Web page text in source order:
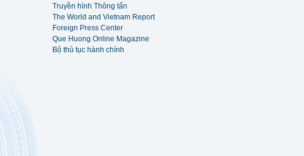
Truyền hình Thông tấn
The World and Vietnam Report
Foreign Press Center
Que Huong Online Magazine
Bộ thủ tục hành chính